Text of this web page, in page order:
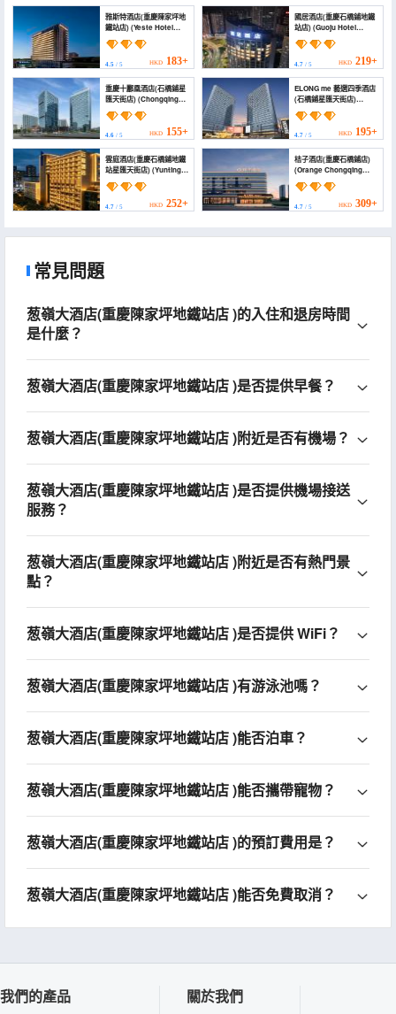
雅斯特酒店(重慶陳家坪地
鐵站店) (Yeste Hotel
(Chongqing
Chenjiaping Metro
4.5 / 5 HKD 183+
國居酒店(重慶石橋鋪地鐵
站店) (Guoju Hotel
(Chongqing Shiqiaopu
Subway Station))
4.7/ 5 HKD 219+
重慶十酈凰酒店(石橋鋪星
匯天街店) (Chongqing
Shilihuang Hotel
(Shiqiaopu
Xingguanghui Store) ))
4.6 / 5 HKD 155+
ELONG me 藝選四季酒店
(石橋鋪星匯天街店)
(ELONG HOTEL)
4.7/ 5 HKD 195+
雲庭酒店(重慶石橋鋪地鐵
站星匯天街店) (Yunting
Hotel (Shiqiaopu
Subway Station))
4.7 / 5 HKD 252+
桔子酒店(重慶石橋鋪店)
(Orange Chongqing
Shiqiaopu Hotel)
4.7/ 5 HKD 309+
常見問題
葱嶺大酒店(重慶陳家坪地鐵站店 )的入住和退房時間
是什麼？
葱嶺大酒店(重慶陳家坪地鐵站店 )是否提供早餐？
葱嶺大酒店(重慶陳家坪地鐵站店 )附近是否有機場？
葱嶺大酒店(重慶陳家坪地鐵站店 )是否提供機場接送
服務？
葱嶺大酒店(重慶陳家坪地鐵站店 )附近是否有熱門景
點？
葱嶺大酒店(重慶陳家坪地鐵站店 )是否提供 WiFi？
葱嶺大酒店(重慶陳家坪地鐵站店 )有游泳池嗎？
葱嶺大酒店(重慶陳家坪地鐵站店 )能否泊車？
葱嶺大酒店(重慶陳家坪地鐵站店 )能否攜帶寵物？
葱嶺大酒店(重慶陳家坪地鐵站店 )的預訂費用是？
葱嶺大酒店(重慶陳家坪地鐵站店 )能否免費取消？
我們的產品 關於我們